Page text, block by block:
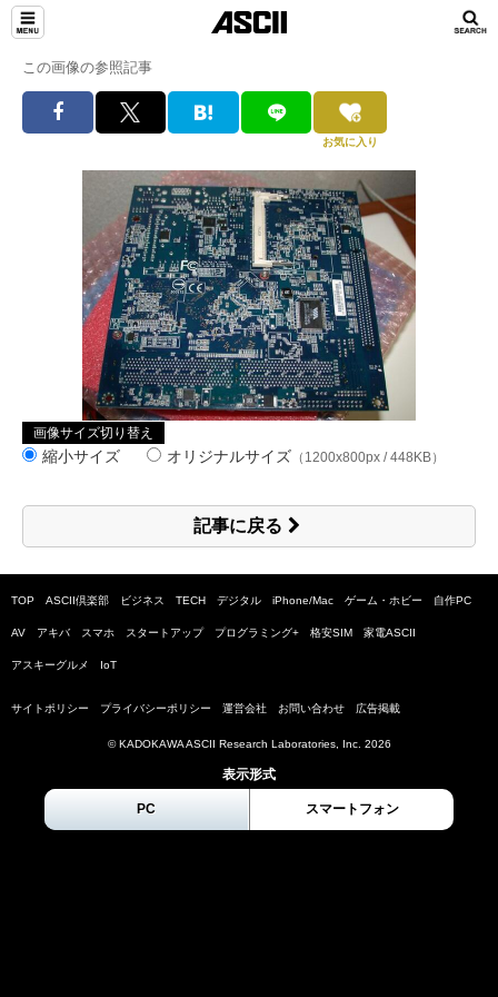
この画像の参照記事
お気に入り
画像サイズ切り替え
縮小サイズ オリジナルサイズ （1200x800px / 448KB）
記事に戻る
TOP ASCII倶楽部 ビジネス TECH デジタル iPhone/Mac ゲーム・ホビー 自作PC
AV アキバ スマホ スタートアップ プログラミング+ 格安SIM 家電ASCII
アスキーグルメ IoT
サイトポリシー プライバシーポリシー 運営会社 お問い合わせ 広告掲載
© KADOKAWA ASCII Research Laboratories, Inc. 2026
表示形式
PC スマートフォン